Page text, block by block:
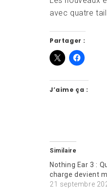
avec quatre
Partager :
J’aime ça :
Similaire
Nothing Ear 3 :
charge devient
21 septembre